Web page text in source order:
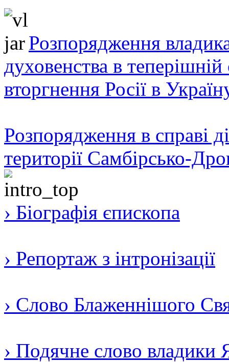
Розпорядження
духовенства в теперішній
вторгнення Росії в
Розпорядження в справі
території Самбірсько-
› Біографія єпископа
› Репортаж з інтронізації
› Слово Блаженнішого
› Подячне слово владики